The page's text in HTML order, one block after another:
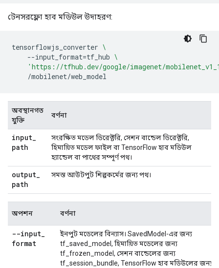
টেনসরফ্লো হাব মডিউল উদাহরণ:
tensorflowjs_converter \
--input_format=tf_hub \
'https://tfhub.dev/google/imagenet/
অবস্থানগত
যুক্তি
বর্ণনা
input_
path
সংরক্ষিত মডেল ডিরেক্টরি, সেশন বান্ডেল ডিরেক্টরি,
হিমায়িত মডেল ফাইল বা TensorFlow হাব মডিউল
হ্যান্ডেল বা পাথের সম্পূর্ণ পথ।
output_
path
সমস্ত আউটপুট শিল্পকর্মের জন্য পথ।
অপশন বর্ণনা
--input_
format
ইনপুট মডেলের বিন্যাস। SavedModel-এর জন্য
tf_saved_model, হিমায়িত মডেলের জন্য
tf_frozen_model, সেশন বান্ডেলের জন্য
tf_session_bundle, TensorFlow হাব মডিউলের জন্য